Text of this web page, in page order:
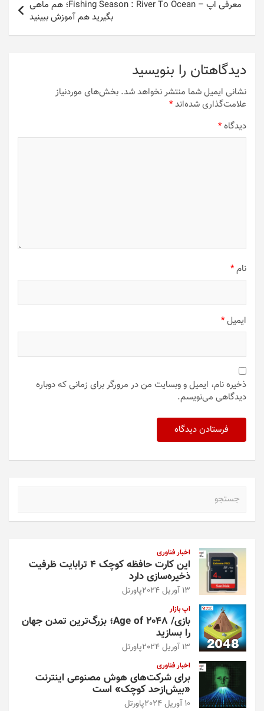
معرفی اپ – Fishing Season : River To Ocean؛ هم ماهی
بگیرید هم آموزش ببینید
دیدگاهتان را بنویسید
نشانی ایمیل شما منتشر نخواهد شد. بخش‌های موردنیاز
علامت‌گذاری شده‌اند*
دیدگاه*
نام*
ایمیل*
ذخیره نام، ایمیل و وبسایت من در مرورگر برای زمانی که دوباره
دیدگاهی می‌نویسم.
اخبار فناوری
این کارت حافظه کوچک ۴ ترابایت ظرفیت
ذخیره‌سازی دارد
13 آوریل 2024 پاورتل
اپ بازار
بازی/ Age of 2048؛ بزرگ‌ترین تمدن جهان
را بسازید
13 آوریل 2024 پاورتل
اخبار فناوری
برای شرکت‌های هوش مصنوعی اینترنت
«بیش‌از‌حد کوچک» است
10 آوریل 2024 پاورتل